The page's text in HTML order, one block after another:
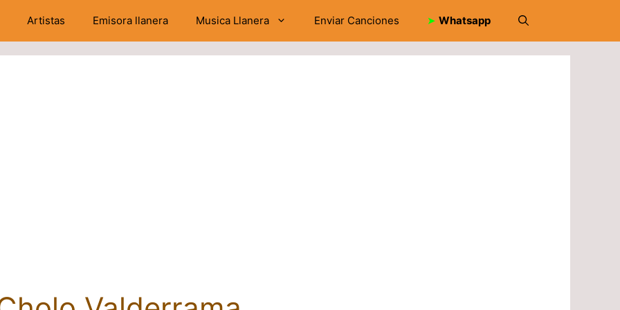
Artistas Emisora llanera Musica Llanera Enviar Canciones ➤ Whatsapp